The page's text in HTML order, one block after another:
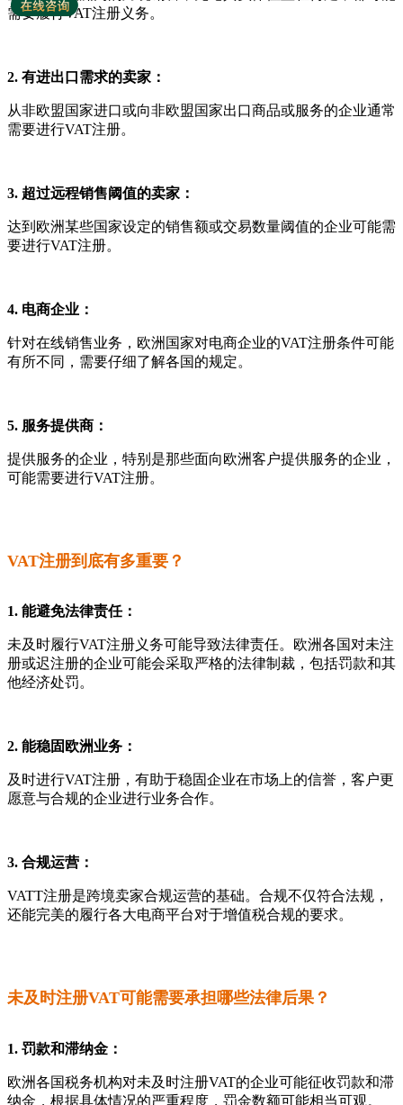
需要履行VAT注册义务。
2. 有进出口需求的卖家：
从非欧盟国家进口或向非欧盟国家出口商品或服务的企业通常
需要进行VAT注册。
3. 超过远程销售阈值的卖家：
达到欧洲某些国家设定的销售额或交易数量阈值的企业可能需
要进行VAT注册。
4. 电商企业：
针对在线销售业务，欧洲国家对电商企业的VAT注册条件可能
有所不同，需要仔细了解各国的规定。
5. 服务提供商：
提供服务的企业，特别是那些面向欧洲客户提供服务的企业，
可能需要进行VAT注册。
VAT注册到底有多重要？
1. 能避免法律责任：
未及时履行VAT注册义务可能导致法律责任。欧洲各国对未注
册或迟注册的企业可能会采取严格的法律制裁，包括罚款和其
他经济处罚。
2. 能稳固欧洲业务：
及时进行VAT注册，有助于稳固企业在市场上的信誉，客户更
愿意与合规的企业进行业务合作。
3. 合规运营：
VATT注册是跨境卖家合规运营的基础。合规不仅符合法规，
还能完美的履行各大电商平台对于增值税合规的要求。
未及时注册VAT可能需要承担哪些法律后果？
1. 罚款和滞纳金：
欧洲各国税务机构对未及时注册VAT的企业可能征收罚款和滞
纳金，根据具体情况的严重程度，罚金数额可能相当可观。